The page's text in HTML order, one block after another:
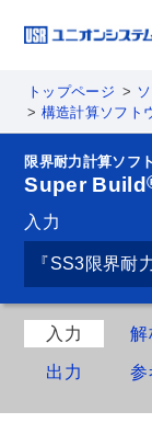
トップページ
構造計算ソフト
限界耐力計算ソフ
Super Build
入力
『SS3限界耐
入力 解
出力 参